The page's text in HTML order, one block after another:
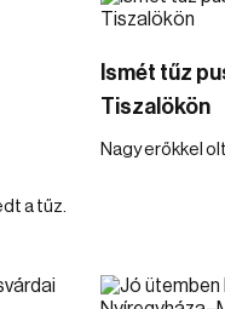
a tűz.
Ismét tűz
Tiszalökön
Nagy erőkkel